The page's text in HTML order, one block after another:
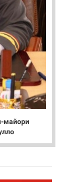
майори